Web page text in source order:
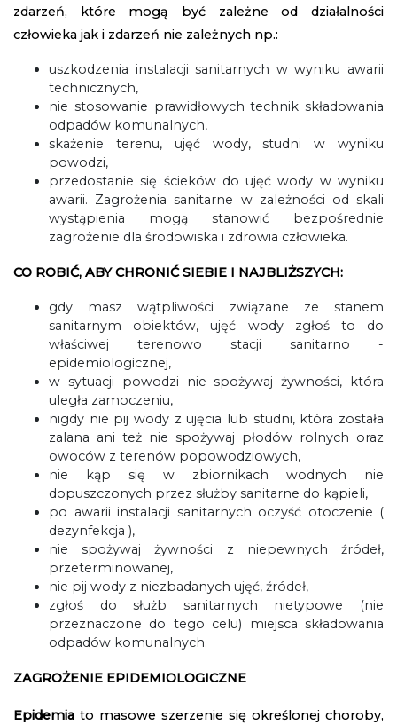
zdarzeń, które mogą być zależne od działalności
człowieka jak i zdarzeń nie zależnych np.:
uszkodzenia instalacji sanitarnych w wyniku awarii
technicznych,
nie stosowanie prawidłowych technik składowania
odpadów komunalnych,
skażenie terenu, ujęć wody, studni w wyniku
powodzi,
przedostanie się ścieków do ujęć wody w wyniku
awarii. Zagrożenia sanitarne w zależności od skali
wystąpienia mogą stanowić bezpośrednie
zagrożenie dla środowiska i zdrowia człowieka.
CO ROBIĆ, ABY CHRONIĆ SIEBIE I NAJBLIŻSZYCH:
gdy masz wątpliwości związane ze stanem
sanitarnym obiektów, ujęć wody zgłoś to do
właściwej terenowo stacji sanitarno -
epidemiologicznej,
w sytuacji powodzi nie spożywaj żywności, która
uległa zamoczeniu,
nigdy nie pij wody z ujęcia lub studni, która została
zalana ani też nie spożywaj płodów rolnych oraz
owoców z terenów popowodziowych,
nie kąp się w zbiornikach wodnych nie
dopuszczonych przez służby sanitarne do kąpieli,
po awarii instalacji sanitarnych oczyść otoczenie (
dezynfekcja ),
nie spożywaj żywności z niepewnych źródeł,
przeterminowanej,
nie pij wody z niezbadanych ujęć, źródeł,
zgłoś do służb sanitarnych nietypowe (nie
przeznaczone do tego celu) miejsca składowania
odpadów komunalnych.
ZAGROŻENIE EPIDEMIOLOGICZNE
Epidemia to masowe szerzenie się określonej choroby,